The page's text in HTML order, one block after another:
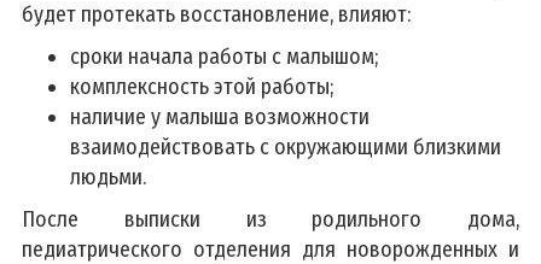
будет протекать восстановление, влияют:
сроки начала работы с малышом;
комплексность этой работы;
наличие у малыша возможности
взаимодействовать с окружающими близкими
людьми.
После выписки из родильного дома,
педиатрического отделения для новорожденных и